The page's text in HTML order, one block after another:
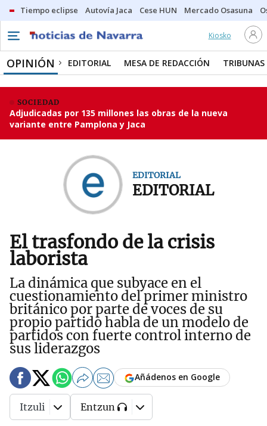
Tiempo eclipse Autovía Jaca Cese HUN Mercado Osasuna
Kiosko
OPINIÓN EDITORIAL MESA DE REDACCIÓN TRIBUNAS
SOCIEDAD
Adjudicadas por 135 millones las obras de la nueva
variante entre Pamplona y Jaca
EDITORIAL
EDITORIAL
El trasfondo de la crisis
laborista
La dinámica que subyace en el
cuestionamiento del primer ministro
británico por parte de voces de su
propio partido habla de un modelo de
partidos con fuerte control interno de
sus liderazgos
Añádenos en Google
Itzuli Entzun